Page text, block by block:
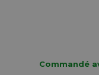
Commandé